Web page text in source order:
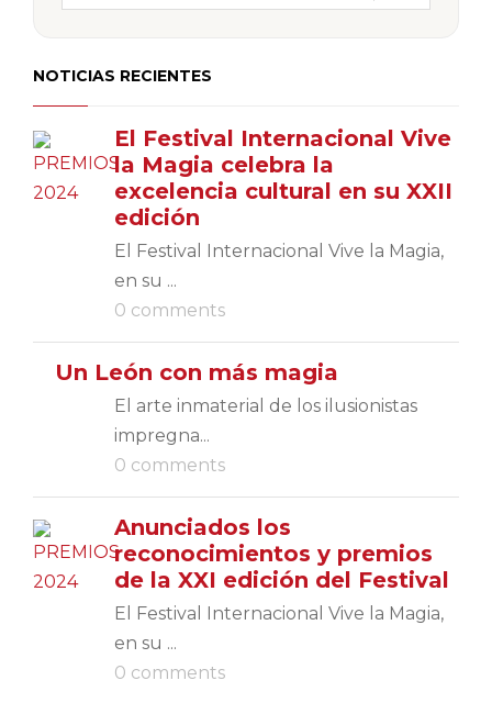
NOTICIAS RECIENTES
El Festival Internacional Vive
la Magia celebra la
excelencia cultural en su XXII
edición
El Festival Internacional Vive la Magia,
en su ...
0 comments
Un León con más magia
El arte inmaterial de los ilusionistas
impregna...
0 comments
Anunciados los
reconocimientos y premios
de la XXI edición del Festival
El Festival Internacional Vive la Magia,
en su ...
0 comments